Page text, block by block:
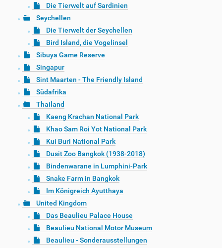
Die Tierwelt auf Sardinien
Seychellen
Die Tierwelt der Seychellen
Bird Island, die Vogelinsel
Sibuya Game Reserve
Singapur
Sint Maarten - The Friendly Island
Südafrika
Thailand
Kaeng Krachan National Park
Khao Sam Roi Yot National Park
Kui Buri National Park
Dusit Zoo Bangkok (1938-2018)
Bindenwarane in Lumphini-Park
Snake Farm in Bangkok
Im Königreich Ayutthaya
United Kingdom
Das Beaulieu Palace House
Beaulieu National Motor Museum
Beaulieu - Sonderausstellungen